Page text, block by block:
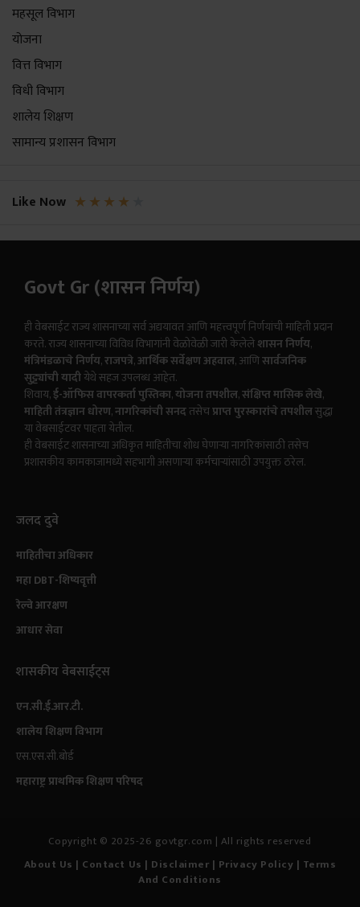
महसूल विभाग
योजना
वित्त विभाग
विधी विभाग
शालेय शिक्षण
सामान्य प्रशासन विभाग
Like Now ★ ★ ★ ★
Govt Gr (शासन निर्णय)
ही वेबसाईट राज्य शासनाच्या सर्व अद्ययावत आणि महत्त्वपूर्ण निर्णयांची माहिती प्रदान
करते. राज्य शासनाच्या विविध विभागांनी वेळोवेळी जारी केलेलेशासन निर्णय,
मंत्रिमंडळाचे निर्णय,राजपत्रे,आर्थिक सर्वेक्षण अहवाल, आणिसार्वजनिक
सुट्ट्यांची यादीयेथे सहज उपलब्ध आहेत.
शिवाय,ई-ऑफिस वापरकर्ता पुस्तिका,योजना तपशील,संक्षिप्त मासिक लेखे,
माहिती तंत्रज्ञान धोरण,नागरिकांची सनदतसेचप्राप्त पुरस्कारांचे तपशीलसुद्धा
या वेबसाईटवर पाहता येतील.
ही वेबसाईट शासनाच्या अधिकृत माहितीचा शोध घेणाऱ्या नागरिकांसाठी तसेच
प्रशासकीय कामकाजामध्ये सहभागी असणाऱ्या कर्मचाऱ्यांसाठी उपयुक्त ठरेल.
जलद दुवे
माहितीचा अधिकार
महा DBT-शिष्यवृत्ती
रेल्वे आरक्षण
आधार सेवा
शासकीय वेबसाईट्स
एन.सी.ई.आर.टी.
शालेय शिक्षण विभाग
एस.एस.सी.बोर्ड
महाराष्ट्र प्राथमिक शिक्षण परिषद
Copyright © 2025-26 govtgr.com | All rights reserved
About Us | Contact Us | Disclaimer | Privacy Policy | Terms
And Conditions